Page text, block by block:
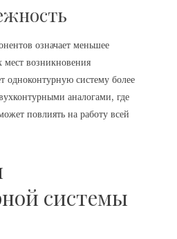
означает меньшее
мест возникновения
одноконтурную систему более
аналогами, где
повлиять на работу всей
системы